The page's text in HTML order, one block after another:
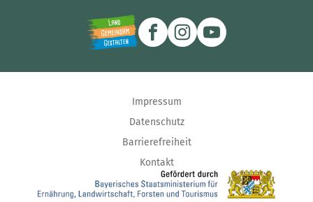
Impressum
Datenschutz
Barrierefreiheit
Kontakt